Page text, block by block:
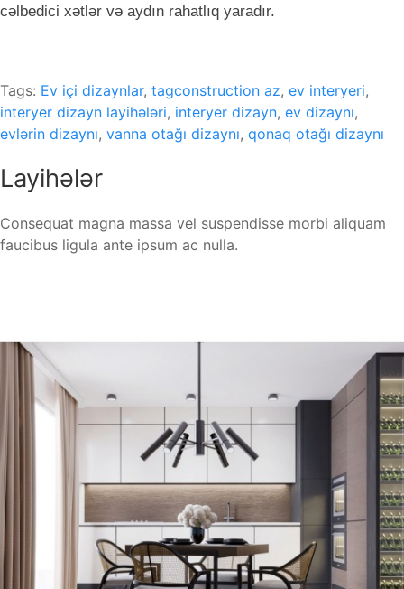
cəlbedici xətlər və aydın rahatlıq yaradır.
Tags: Ev içi dizaynlar, tagconstruction az, ev interyeri,
interyer dizayn layihələri, interyer dizayn, ev dizaynı,
evlərin dizaynı, vanna otağı dizaynı, qonaq otağı dizaynı
Layihələr
Consequat magna massa vel suspendisse morbi aliquam
faucibus ligula ante ipsum ac nulla.